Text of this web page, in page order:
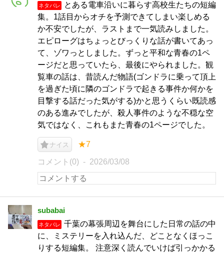
ネタバレ
とある電車沿いに暮らす高校生たちの短編
集。1話目からオチを予測できてしまい楽しめる
か不安でしたが、ラストまで一気読みしました。
エピローグはちょっとびっくりな話が書いてあっ
て、ゾワっとしました。ずっと平和な青春の1ペ
ージだと思っていたら、最後にやられました。観
覧車の話は、昔読んだ物語(ゴンドラに乗って頂上
を過ぎた頃に隣のゴンドラで起きる事件か何かを
目撃する話だった気がする)かと思うくらい既読感
のある進みでしたが、殺人事件のような不穏な空
気ではなく、これもまた青春の1ページでした。
ナイス ★7
コメント(0) 2026/03/08
subabai
ネタバレ
千葉の幕張周辺を舞台にした日常の話の中
に、ミステリーを入れ込んだ、どことなくほっこ
りする短編集。 注意深く読んでいけば引っかかる